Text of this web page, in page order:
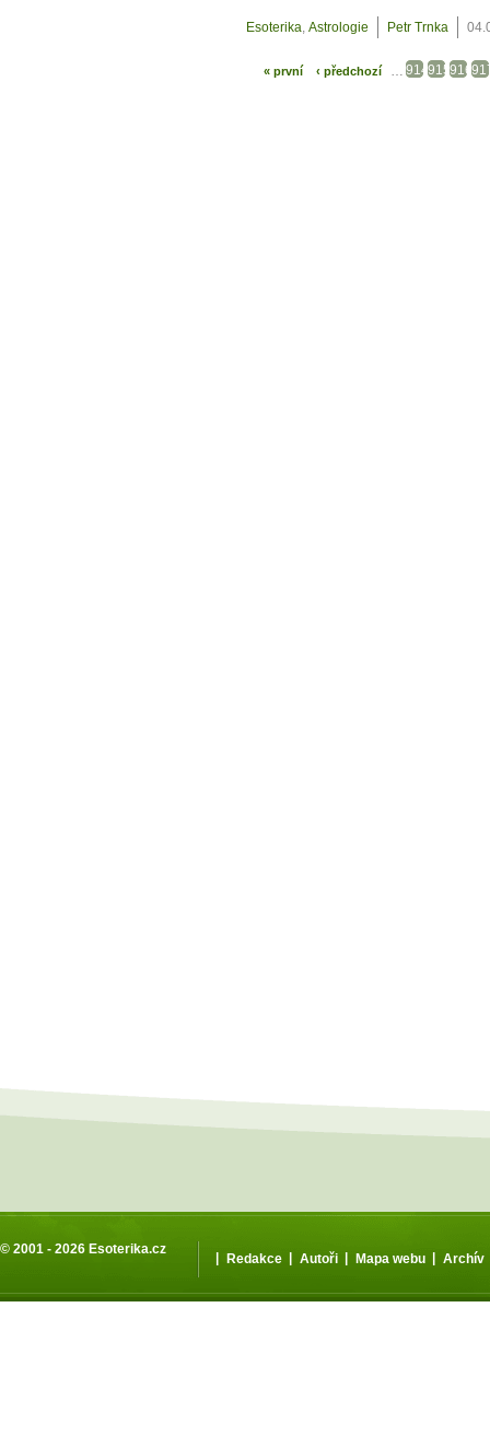
Esoterika, Astrologie Petr Trnka
« první ‹ předchozí … 914915916
© 2001 - 2026 Esoterika.cz
| Redakce | Autoři | Mapa webu | Archív